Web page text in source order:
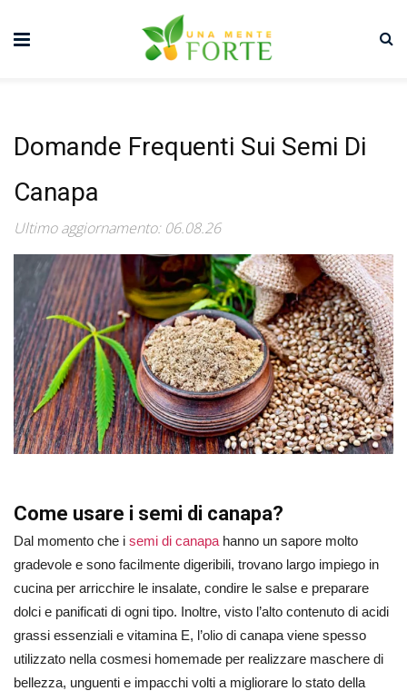
Domande Frequenti Sui Semi Di
Canapa
Ultimo aggiornamento: 06.08.26
Come usare i semi di canapa?
Dal momento che i semi di canapa hanno un sapore molto
gradevole e sono facilmente digeribili, trovano largo impiego in
cucina per arricchire le insalate, condire le salse e preparare
dolci e panificati di ogni tipo. Inoltre, visto l’alto contenuto di acidi
grassi essenziali e vitamina E, l’olio di canapa viene spesso
utilizzato nella cosmesi homemade per realizzare maschere di
bellezza, unguenti e impacchi volti a migliorare lo stato della